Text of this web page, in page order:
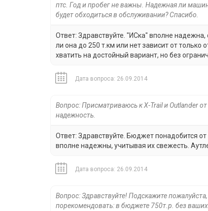
птс. Год и пробег не важны. Надежная ли
будет обходиться в обслуживании? Спасибо.
Ответ: Здравствуйте. "ИСка" вполне
ли она до 250 т.км или нет зависит от
хватить на достойный вариант, но без
Дата вопроса: 26.09.2014
Вопрос: Присматриваюсь к X-Trail и Outlander
надежность.
Ответ: Здравствуйте. Бюджет понадобится
вполне надежны, учитывая их свежесть.
Дата вопроса: 26.09.2014
Вопрос: Здравствуйте! Подскажите
порекомендовать: в бюджете 750т.р. без